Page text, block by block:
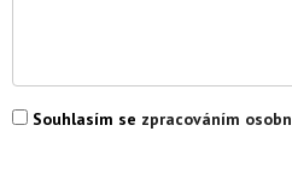
Souhlasím se zpracováním